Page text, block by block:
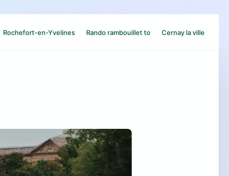
Rochefort-en-Yvelines Rando rambouillet to Cernay la ville